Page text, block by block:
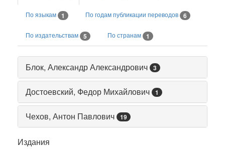
По языкам 1 По годам публикации переводов 6
По издательствам 5 По странам 1
Блок, Александр Александрович 3
Достоевский, Федор Михайлович 1
Чехов, Антон Павлович 19
Издания